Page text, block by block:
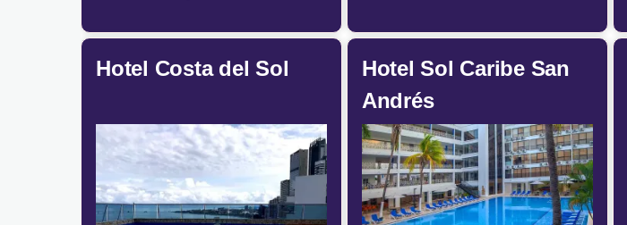
Hotel Costa del Sol
Hotel Sol Caribe San
Andrés